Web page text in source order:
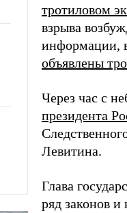
тротиловом
взрыва
информации,
объявлены
Через час с
президента
Левитина.
Глава
ряд законов